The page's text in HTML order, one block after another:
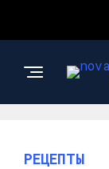
РЕЦЕПТЫ